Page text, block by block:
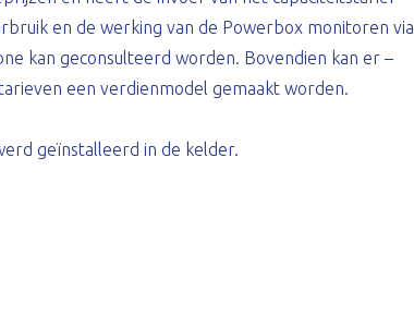
en de werking van de Powerbox monitoren via
kan geconsulteerd worden. Bovendien kan er –
een verdienmodel gemaakt worden.
geïnstalleerd in de kelder.